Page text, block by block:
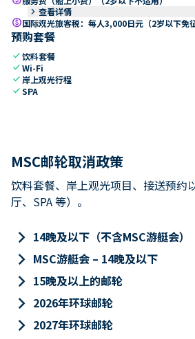
keyboard_arrow_right 查看详情
paid国际观光旅客税：每人3,000日元（2岁以下
预购套餐
check饮料套餐
checkWi-Fi
check 岸上观光行程
checkSPA
MSC邮轮取消政策
饮料套餐、岸上观光项目、接送预约
厅、SPA 等）。
keyboard_arrow_right 14晚及以下（不含MSC游艇会）
keyboard_arrow_right MSC游艇会 – 14晚及以下
keyboard_arrow_right 15晚及以上的邮轮
keyboard_arrow_right 2026年环球邮轮
keyboard_arrow_right 2027年环球邮轮